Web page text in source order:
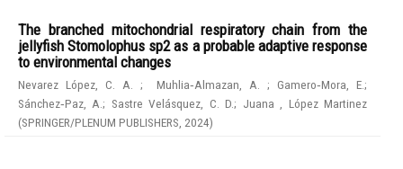
The branched mitochondrial respiratory chain from the
jellyfish Stomolophus sp2 as a probable adaptive response
to environmental changes
Nevarez López, C. A. ; Muhlia‑Almazan, A.;Gamero‑Mora, E.;
Sánchez‑Paz, A.; Sastre Velásquez, C. D.; Juana , López Martinez
(SPRINGER/PLENUM PUBLISHERS 2024)